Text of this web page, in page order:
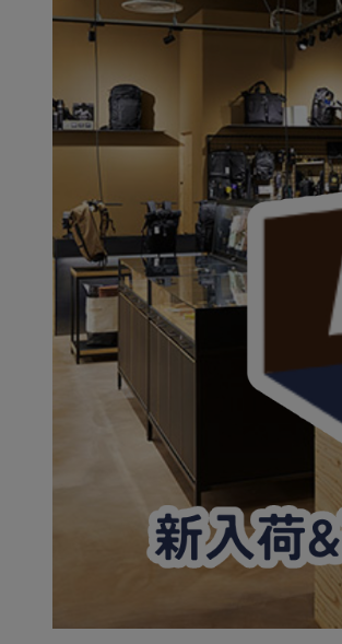
ダー/サコッシュ
ッグ/ボストン
クラッチ
アウター
キャップ/帽子
シューズ/靴下
サングラス/メガネ
時計
その他
AS2OV GOLF